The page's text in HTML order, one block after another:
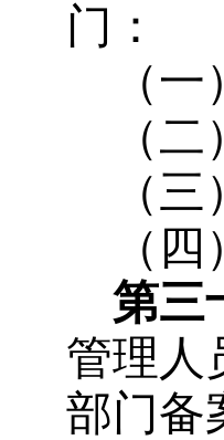
门：
（
（
（
（
第三
管理人
部门备